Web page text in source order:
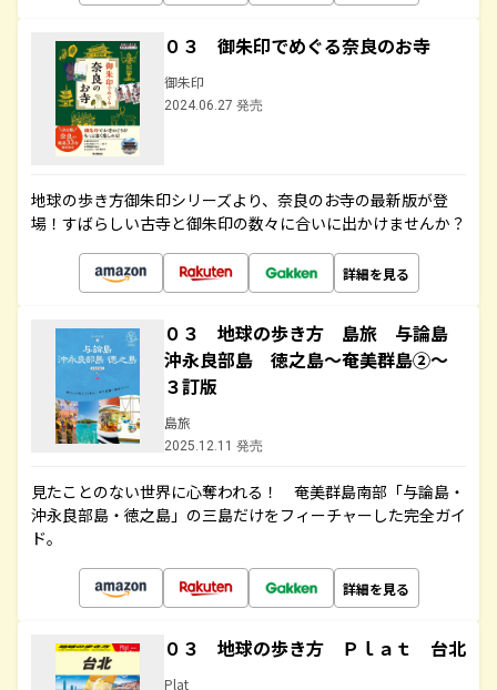
０３ 御朱印でめぐる奈良のお寺
御朱印
2024.06.27 発売
地球の歩き方御朱印シリーズより、奈良のお寺の最新版が登
場！すばらしい古寺と御朱印の数々に合いに出かけませんか？
詳細を見る
０３ 地球の歩き方 島旅 与論島
沖永良部島 徳之島～奄美群島②～
３訂版
島旅
2025.12.11 発売
見たことのない世界に心奪われる！ 奄美群島南部「与論島・
沖永良部島・徳之島」の三島だけをフィーチャーした完全ガイ
ド。
詳細を見る
０３ 地球の歩き方 Ｐｌａｔ 台北
Plat